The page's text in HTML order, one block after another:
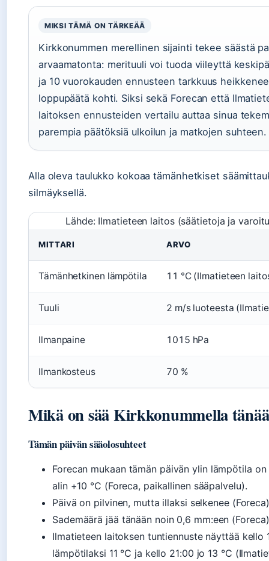
MIKSI TÄMÄ ON TÄRKEÄÄ
Kirkkonummen merellinen sijainti tekee säästä
arvaamatonta: merituuli voi tuoda viileyttä
ja 10 vuorokauden ennusteen tarkkuus heikkenee
loppupäätä kohti. Siksi sekä Forecan että
laitoksen ennusteiden vertailu auttaa sinua
parempia päätöksiä ulkoilun ja matkojen suhteen.
Alla oleva taulukko kokoaa tämänhetkiset
silmäyksellä.
Lähde: Ilmatieteen laitos (säätietoja ja
MITTARI ARVO
Tämänhetkinen lämpötila 11 °C (Ilmatieteen
Tuuli 2 m/s luoteesta
Ilmanpaine 1015 hPa
Ilmankosteus 70 %
Mikä on sää Kirkkonummella
Tämän päivän sääolosuhteet
Forecan mukaan tämän päivän ylin lämpötila on
alin +10 °C (Foreca, paikallinen sääpalvelu).
Päivä on pilvinen, mutta illaksi selkenee
Sademäärä jää tänään noin 0,6 mm:een
Ilmatieteen laitoksen tuntiennuste näyttää kello
lämpötilaksi 11 °C ja kello 21:00 jo 13 °C